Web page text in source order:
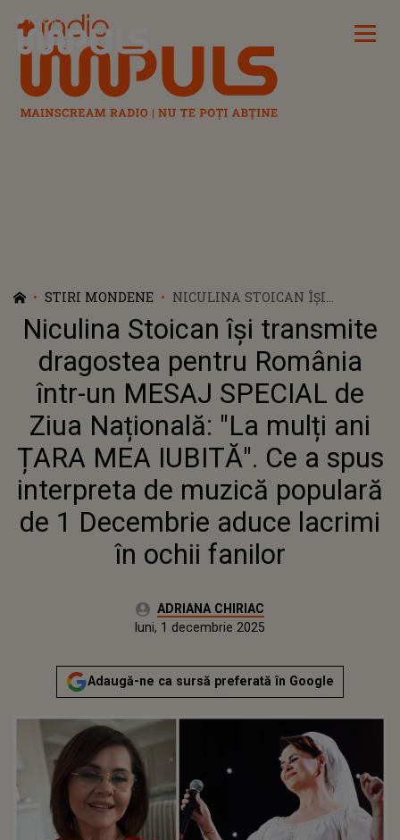
Radio Impuls
STIRI MONDENE
NICULINA STOICAN ÎȘI
TRANSMITE DRAGOSTEA
PENTRU ROMÂNIA ÎNTR-UN
MESAJ SPECIAL DE ZIUA
NAȚIONALĂ: "LA MULȚI ANI
ȚARA MEA IUBITĂ". CE A SPUS
POPULARĂ DE 1 DECEMBRIE
ADUCE LACRIMI ÎN OCHII
FANILOR
Niculina Stoican își transmite
dragostea pentru România
într-un MESAJ SPECIAL de
Ziua Națională: "La mulți ani
ȚARA MEA IUBITĂ". Ce a spus
interpreta de muzică populară
de 1 Decembrie aduce lacrimi
în ochii fanilor
Autor:ADRIANA CHIRIAC
luni, 1 decembrie 2025Actualizat:
luni, 1 decembrie 2025
Adaugă-ne ca sursă preferată în Google